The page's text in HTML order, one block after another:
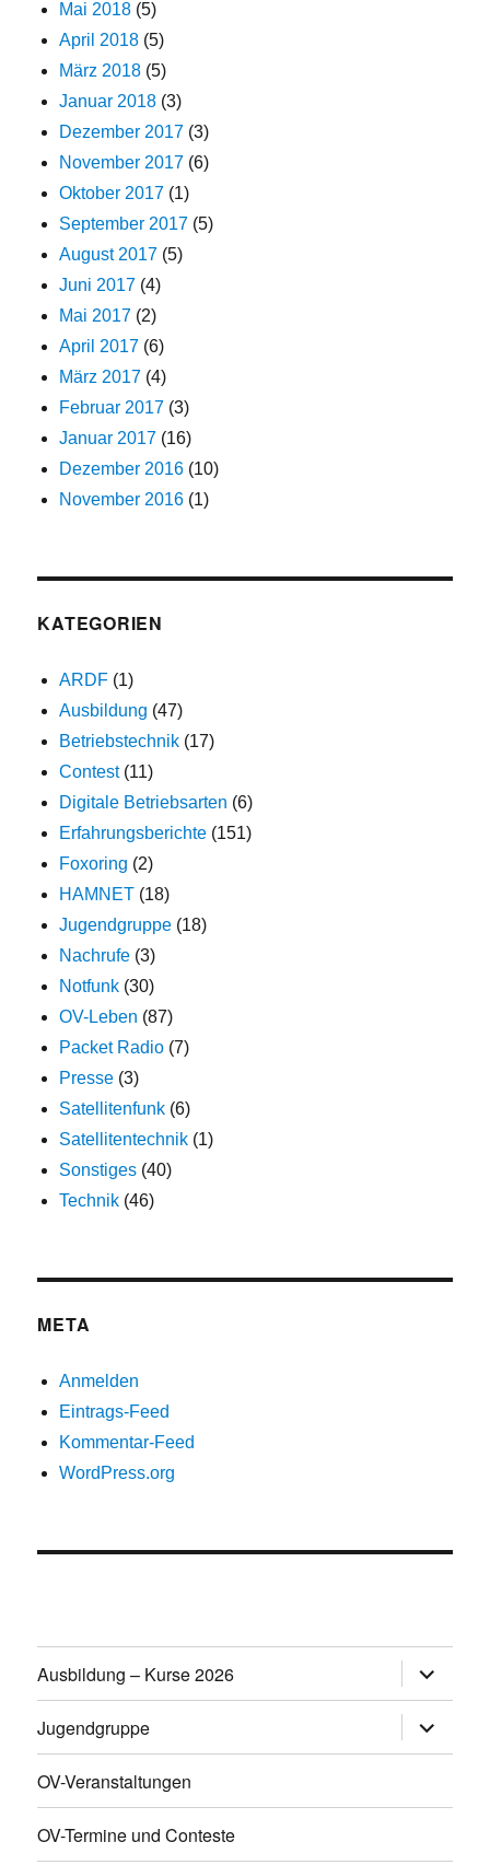
Mai 2018 (5)
April 2018 (5)
März 2018 (5)
Januar 2018 (3)
Dezember 2017 (3)
November 2017 (6)
Oktober 2017 (1)
September 2017 (5)
August 2017 (5)
Juni 2017 (4)
Mai 2017 (2)
April 2017 (6)
März 2017 (4)
Februar 2017 (3)
Januar 2017 (16)
Dezember 2016 (10)
November 2016 (1)
KATEGORIEN
ARDF (1)
Ausbildung (47)
Betriebstechnik (17)
Contest(11)
Digitale Betriebsarten (6)
Erfahrungsberichte (151)
Foxoring (2)
HAMNET (18)
Jugendgruppe (18)
Nachrufe (3)
Notfunk (30)
OV-Leben (87)
Packet Radio (7)
Presse (3)
Satellitenfunk (6)
Satellitentechnik (1)
Sonstiges (40)
Technik (46)
META
Anmelden
Eintrags-Feed
Kommentar-Feed
WordPress.org
Ausbildung – Kurse 2026
öffnen
Jugendgruppe
öffnen
OV-Veranstaltungen
OV-Termine und Conteste